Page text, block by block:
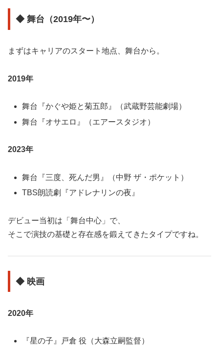
◆ 舞台（2019年〜）
まずはキャリアのスタート地点、舞台から。
2019年
舞台『かぐや姫と菊五郎』（武蔵野芸能劇場）
舞台『オサエロ』（エアースタジオ）
2023年
舞台『三度、死んだ男』（中野 ザ・ポケット）
TBS朗読劇『アドレナリンの夜』
デビュー当初は「舞台中心」で、
そこで演技の基礎と存在感を鍛えてきたタイプですね。
◆ 映画
2020年
『星の子』戸倉 役（大森立嗣監督）